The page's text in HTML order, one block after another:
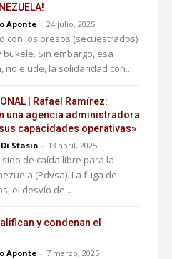
Aponte - 24 julio, 2025
con los presos (secuestrados)
Sin embargo, esa
elude, la solidaridad con...
| Rafael Ramírez:
una agencia administradora
capacidades operativas»
Stasio - 13 abril, 2025
de caída libre para la
(Pdvsa). La fuga de
el desvío de...
y condenan el
Aponte - 7 marzo, 2025